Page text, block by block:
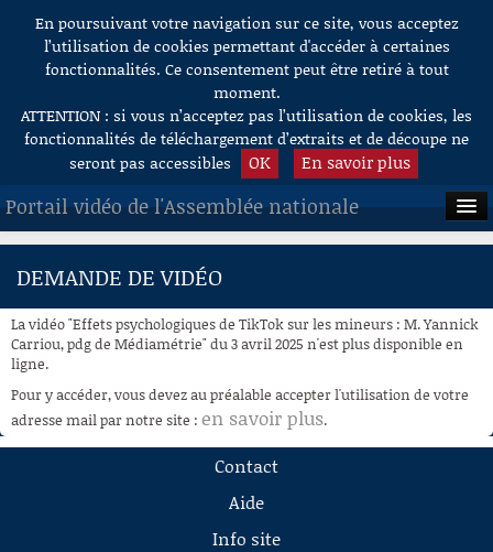
Aller au contenu
En poursuivant votre navigation sur ce site, vous acceptez
l’utilisation de cookies permettant d'accéder à certaines
fonctionnalités. Ce consentement peut être retiré à tout
moment.
ATTENTION : si vous n’acceptez pas l’utilisation de cookies, les
fonctionnalités de téléchargement d’extraits et de découpe ne
seront pas accessibles
OK En savoir plus
Portail vidéo de l'Assemblée nationale
ACCUEIL
À LA DEMANDE
RECHERCHE
AIDE À LA DÉCOUPE
DE VIDÉOS
DEMANDE DE VIDÉO
La vidéo "Effets psychologiques de TikTok sur les mineurs : M. Yannick
Carriou, pdg de Médiamétrie" du 3 avril 2025 n'est plus disponible en
ligne.
Pour y accéder, vous devez au préalable accepter l'utilisation de votre
adresse mail par notre site : en savoir plus.
Contact
Aide
Info site